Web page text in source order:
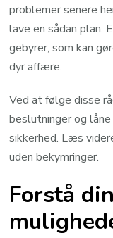
problemer senere
lave en sådan plan.
gebyrer, som kan
dyr affære.
Ved at følge disse
beslutninger og
sikkerhed. Læs
uden bekymringer.
Forstå